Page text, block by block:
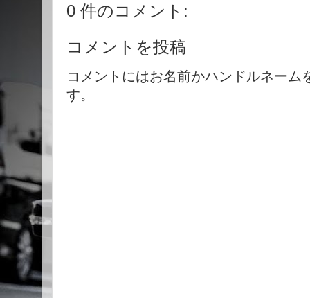
0 件のコメント:
コメントを投稿
コメントにはお名前かハンドルネー
す。